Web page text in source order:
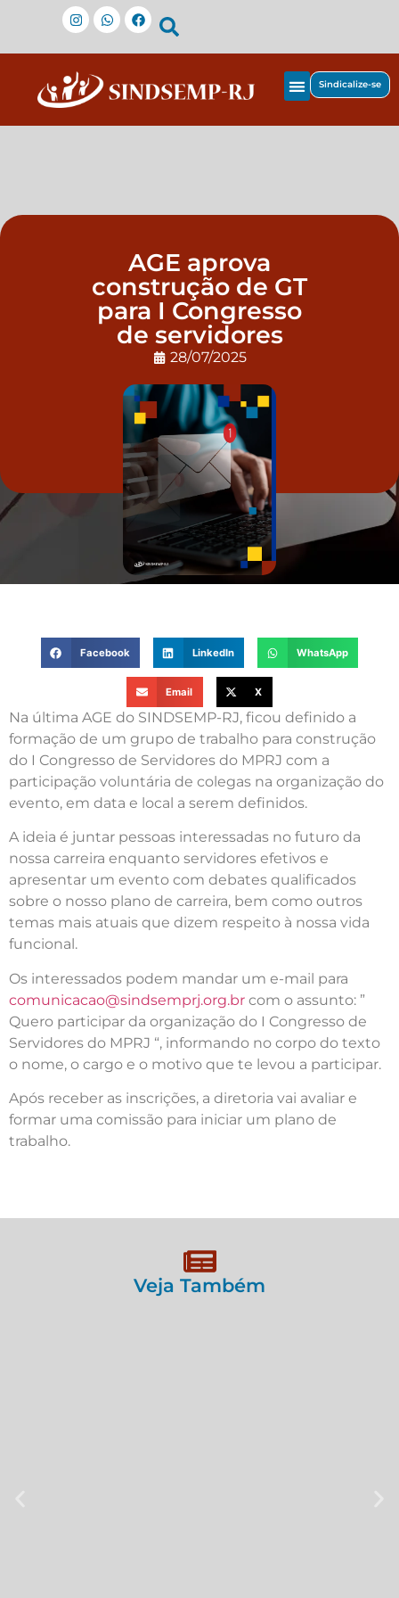
Sindicalize-se
AGE aprova
construção de GT
para I Congresso
de servidores
28/07/2025
Facebook LinkedIn WhatsApp
Email X
Na última AGE do SINDSEMP-RJ, ficou definido a
formação de um grupo de trabalho para construção
do I Congresso de Servidores do MPRJ com a
participação voluntária de colegas na organização do
evento, em data e local a serem definidos.
A ideia é juntar pessoas interessadas no futuro da
nossa carreira enquanto servidores efetivos e
apresentar um evento com debates qualificados
sobre o nosso plano de carreira, bem como outros
temas mais atuais que dizem respeito à nossa vida
funcional.
Os interessados podem mandar um e-mail para
comunicacao@sindsemprj.org.br com o assunto: ”
Quero participar da organização do I Congresso de
Servidores do MPRJ “, informando no corpo do texto
o nome, o cargo e o motivo que te levou a participar.
Após receber as inscrições, a diretoria vai avaliar e
formar uma comissão para iniciar um plano de
trabalho.
Veja Também